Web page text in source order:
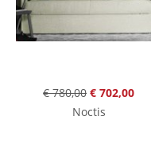
€ 780,00 € 702,00
Noctis